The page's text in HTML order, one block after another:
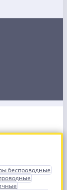
беспроводные